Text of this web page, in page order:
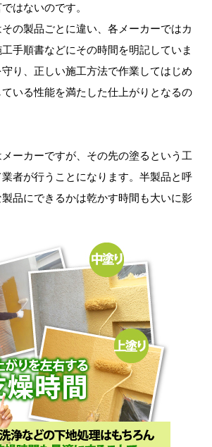
はないのです。
の製品ごとに違い、各メーカーではカ
手順書などにその時間を明記していま
り、正しい施工方法で作業してはじめ
いる性能を満たした仕上がりとなるの
ーカーですが、その先の塗るという工
者が行うことになります。半製品と呼
品にできるかは乾かす時間も大いに影